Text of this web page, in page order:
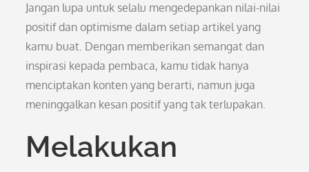
Jangan lupa untuk selalu mengedepankan nilai-nilai
positif dan optimisme dalam setiap artikel yang
kamu buat. Dengan memberikan semangat dan
inspirasi kepada pembaca, kamu tidak hanya
menciptakan konten yang berarti, namun juga
meninggalkan kesan positif yang tak terlupakan.
Melakukan